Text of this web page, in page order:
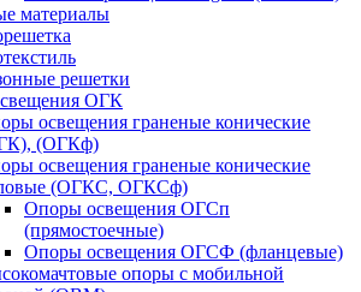
материалы
решетки
ОГК
освещения граненые конические
(ОГКф)
освещения граненые конические
(ОГКС, ОГКСф)
Опоры освещения ОГСп
(прямостоечные)
Опоры освещения ОГСФ (фланцевые)
опоры с мобильной